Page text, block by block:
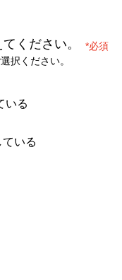
ください。
*
択ください。
いる
いる